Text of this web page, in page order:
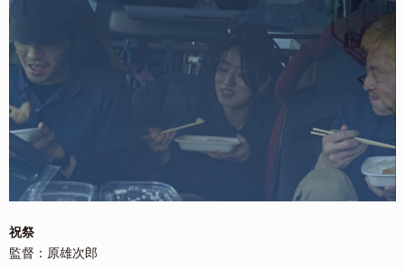
祝祭
監督：原雄次郎